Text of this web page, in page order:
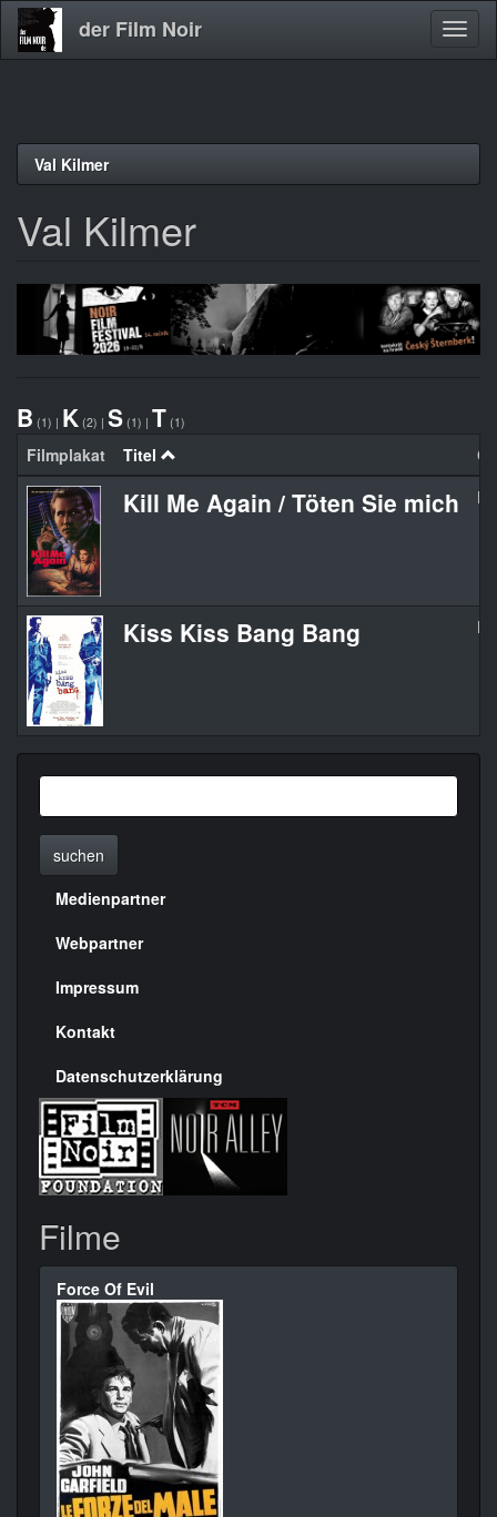
Direkt
der Film Noir
Val Kilmer
Val Kilmer
B (1) | K (2) | S (1) | T (1)
Filmplakat Titel
Kill Me Again / Töten Sie mich
Kiss Kiss Bang Bang
suchen
Menülinks
rechte
Seite
Medienpartner
Webpartner
Impressum
Kontakt
Datenschutzerklärung
Filme
Force Of Evil